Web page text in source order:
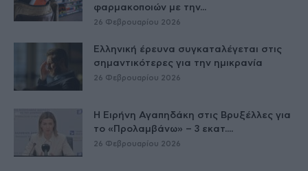
φαρμακοποιών με την...
26 Φεβρουαρίου 2026
Ελληνική έρευνα συγκαταλέγεται στις
σημαντικότερες για την ημικρανία
26 Φεβρουαρίου 2026
Η Ειρήνη Αγαπηδάκη στις Βρυξέλλες για
το «Προλαμβάνω» – 3 εκατ....
26 Φεβρουαρίου 2026